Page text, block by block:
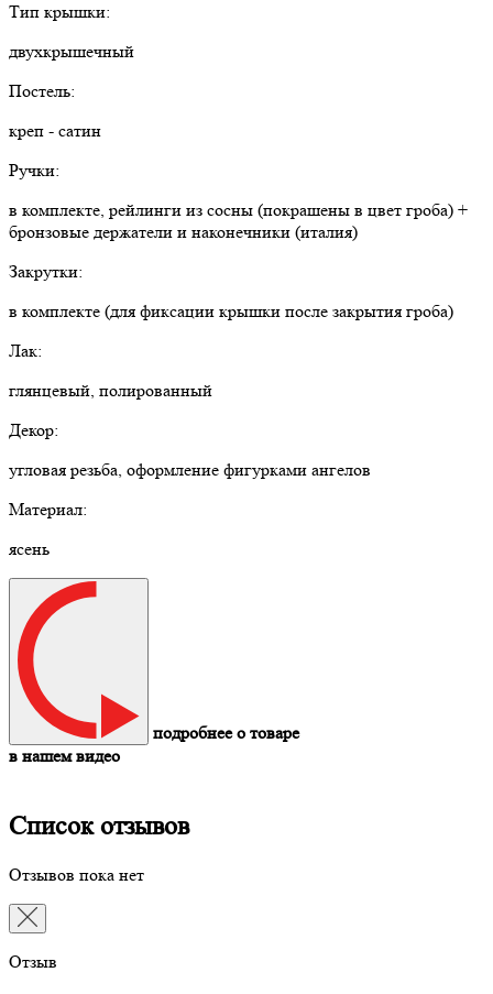
Тип крышки:
двухкрышечный
Постель:
креп - сатин
Ручки:
в комплекте, рейлинги из сосны (покрашены в цвет гроба) +
бронзовые держатели и наконечники (италия)
Закрутки:
в комплекте (для фиксации крышки после закрытия гроба)
Лак:
глянцевый, полированный
Декор:
угловая резьба, оформление фигурками ангелов
Материал:
ясень
подробнее о товаре
в нашем видео
Список отзывов
Отзывов пока нет
Отзыв